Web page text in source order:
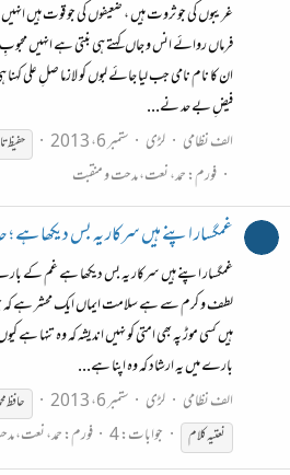
غریبوں کی جو ثروت ہیں ، ضعیفوں کی جو قوت ہیں
فرماں روائے انس و جاں کہتے ہی بنتی ہے انہیں
ان کا نام نامی جب لیا جائے لبوں کو لازما صلِ علی
فیضِ بے حد نے...
الف نظامی
لڑی ستمبر 6، 2013
فورم:حمد، نعت، مدحت و منقبت
غمگسار اپنے ہیں سرکار یہ بس دیکھا ہے ؛
غمگسار اپنے ہیں سرکار یہ بس دیکھا ہے غم کے
لطف و کرم سے ہے سلامت ایماں ایک محشر ہے کہ
ہیں کسی موڑ پہ بھی امتی کو نہیں اندیشہ کہ وہ تنہا
بارے میں یہ ارشاد کہ وہ اپنا ہے...
الف نظامی
لڑی ستمبر 6، 2013 حافظ
نعتیہکلام جوابات: 4 فورم:حمد، نعت،